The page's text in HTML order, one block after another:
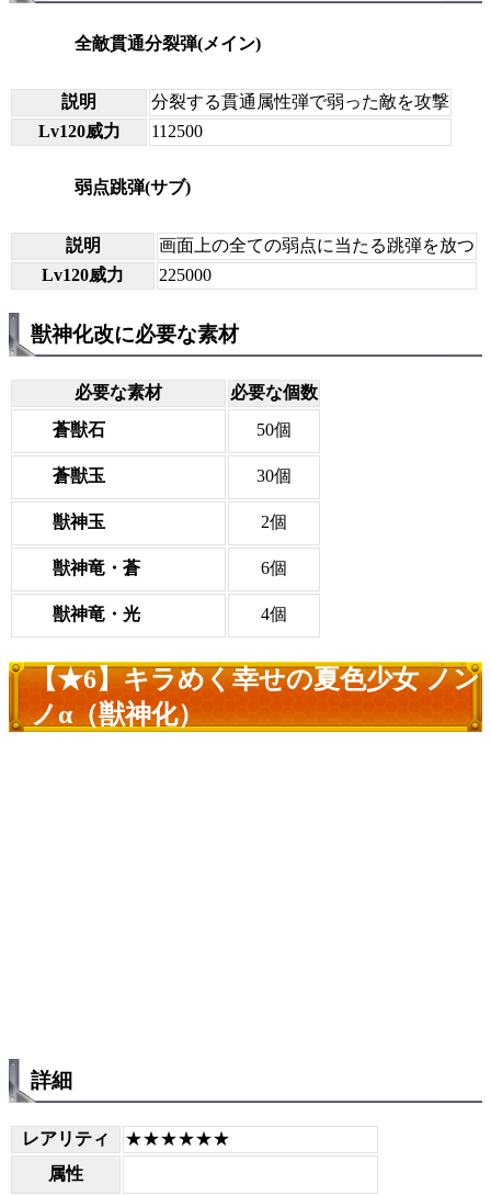
全敵貫通分裂弾(メイン)
説明
分裂する貫通属性弾で弱った敵を攻撃
Lv120威力
112500
弱点跳弾(サブ)
説明
画面上の全ての弱点に当たる跳弾を放つ
Lv120威力
225000
獣神化改に必要な素材
必要な素材
必要な個数
蒼獣石
50個
蒼獣玉 30個
獣神玉 2個
獣神竜・蒼 6個
獣神竜・光 4個
【★6】キラめく幸せの夏色少女 ノン
ノα（獣神化）
詳細
レアリティ
★★★★★★
属性